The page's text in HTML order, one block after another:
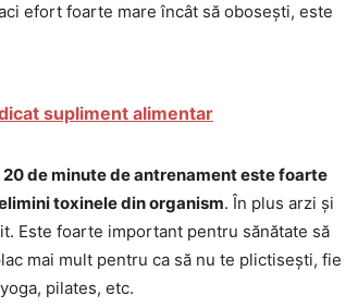
efort foarte mare încât să obosești, este
supliment alimentar
de minute de antrenament este foarte
toxinele din organism. În plus arzi și
Este foarte important pentru sănătate să
mai mult pentru ca să nu te plictisești, fie
pilates, etc.